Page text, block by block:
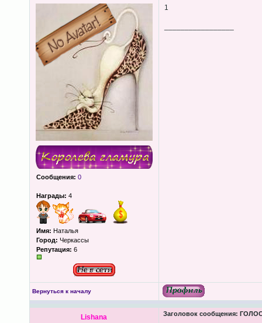
Сообщения: 0
Награды: 4
Имя: Наталья
Город: Черкассы
Репутация: 6
1
Вернуться к началу
Lishana Заголовок сообщения: